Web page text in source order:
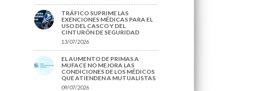
TRÁFICO SUPRIME LAS
EXENCIONES MÉDICAS PARA EL
USO DEL CASCO Y DEL
CINTURÓN DE SEGURIDAD
13/07/2026
EL AUMENTO DE PRIMAS A
MUFACE NO MEJORA LAS
CONDICIONES DE LOS MÉDICOS
QUE ATIENDEN A MUTUALISTAS
09/07/2026